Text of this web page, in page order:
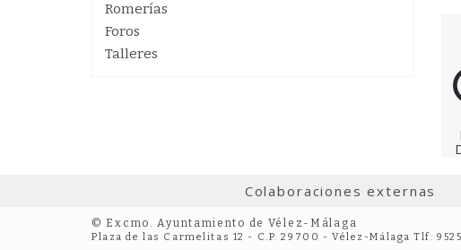
Romerías
Foros
Talleres
Colaboraciones externas
© Excmo. Ayuntamiento de Vélez-Málaga
Plaza de las Carmelitas 12 - C.P. 29700 - Vélez-Málaga Tlf: